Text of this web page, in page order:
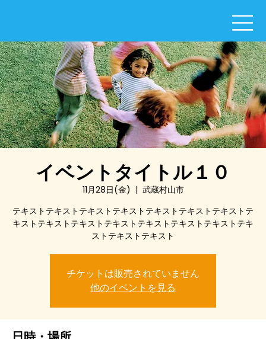
イベントタイトル１０
11月28日(金)
  |
武蔵村山市
テキストテキストテキストテキストテキストテキストテキストテ
キストテキストテキストテキストテキストテキストテキストテキ
ストテキストテキスト
チケットは販売されていません
他のイベントを見る